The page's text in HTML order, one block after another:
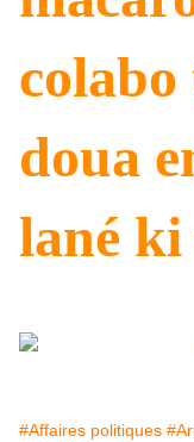
colabo
doua
lané ki
#Affaires politiques